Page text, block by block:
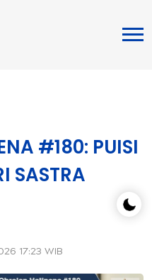
#180: PUISI
SASTRA
17:23 WIB